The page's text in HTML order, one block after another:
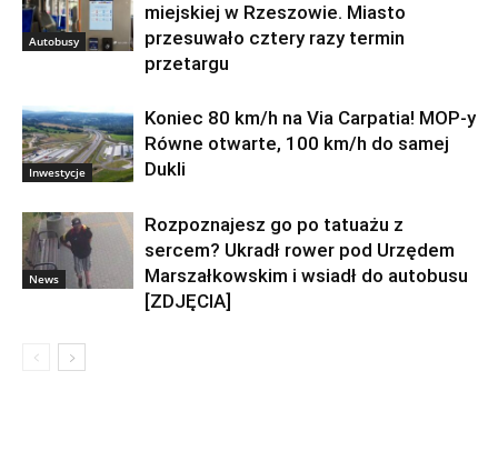
Autobusy
miejskiej w Rzeszowie. Miasto
przesuwało cztery razy termin
przetargu
Inwestycje
Koniec 80 km/h na Via Carpatia! MOP-y
Równe otwarte, 100 km/h do samej
Dukli
News
Rozpoznajesz go po tatuażu z
sercem? Ukradł rower pod Urzędem
Marszałkowskim i wsiadł do autobusu
[ZDJĘCIA]